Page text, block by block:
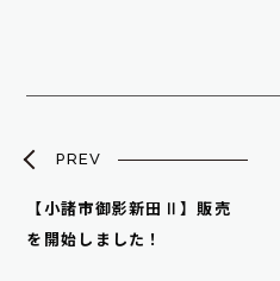
PREV
【小諸市御影新田Ⅱ】販売
を開始しました！